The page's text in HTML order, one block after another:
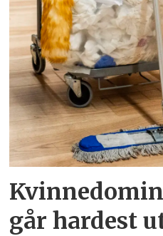
går hardest